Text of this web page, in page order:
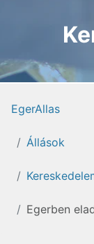
EgerAllas
Állások
Egerben